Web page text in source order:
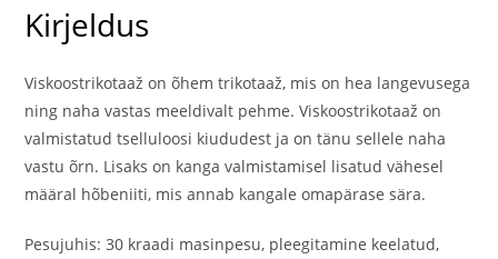
Kirjeldus
Viskoostrikotaaž on õhem trikotaaž, mis on hea langevusega
ning naha vastas meeldivalt pehme. Viskoostrikotaaž on
valmistatud tselluloosi kiududest ja on tänu sellele naha
vastu õrn. Lisaks on kanga valmistamisel lisatud vähesel
määral hõbeniiti, mis annab kangale omapärase sära.
Pesujuhis: 30 kraadi masinpesu, pleegitamine keelatud,